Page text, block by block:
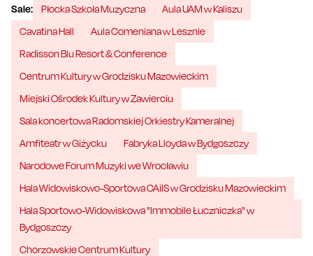
Sale: Płocka Szkoła Muzyczna
Aula UAM w Kaliszu
Cavatina Hall
Aula Comeniana w Lesznie
Radisson Blu Resort & Conference
Centrum Kultury w Grodzisku Mazowieckim
Miejski Ośrodek Kultury w Zawierciu
Sala koncertowa Radomskiej Orkiestry Kameralnej
Amfiteatr w Giżycku
Fabryka Lloyda w Bydgoszczy
Narodowe Forum Muzyki we Wrocławiu
Hala Widowiskowo-Sportowa CAiIS w Grodzisku Mazowieckim
Hala Sportowo-Widowiskowa "Immobile Łuczniczka" w
Bydgoszczy
Chorzowskie Centrum Kultury